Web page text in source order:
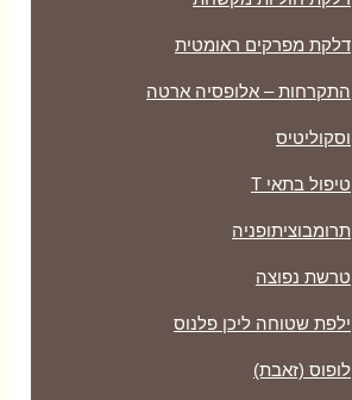
דלקת מפרקים ראומטית
התקרחות – אלופסיה ארטה
וסקוליטיס
טיפול בתאי T
תרומבוציתופניה
טרשת נפוצה
ילפת שטוחה ליכן פלנוס
לופוס (זאבת)